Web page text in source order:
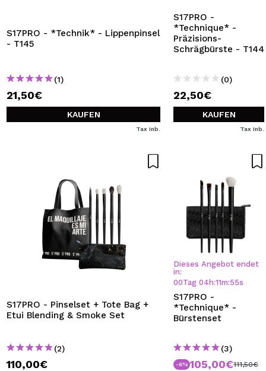
S17PRO - *Technik* - Lippenpinsel
- T145
(1)
21,50€
KAUFEN
Tax Inb.
S17PRO -
*Technique* -
Präzisions-
Schrägbürste - T144
(0)
22,50€
KAUFEN
Tax Inb.
S17PRO - Pinselset + Tote Bag +
Etui Blending & Smoke Set
(2)
110,00€
Dieses Angebot endet
in:
00Tag 04 h:11m:55s
S17PRO -
*Technique* -
Bürstenset
(3)
-6% 105,00€111,50€